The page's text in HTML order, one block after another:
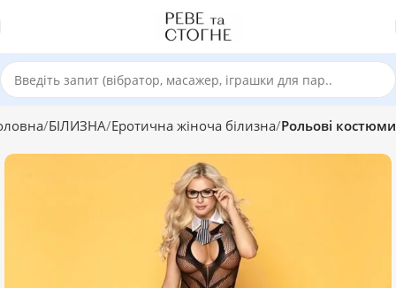
БІЛИЗНА Еротична жіноча білизна Рольові костюми